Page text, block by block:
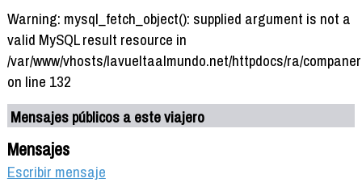
Warning: mysql_fetch_object(): supplied argument is not a
valid MySQL result resource in
/var/www/vhosts/lavueltaalmundo.net/httpdocs/ra/
on line 132
Mensajes públicos a este viajero
Mensajes
Escribir mensaje